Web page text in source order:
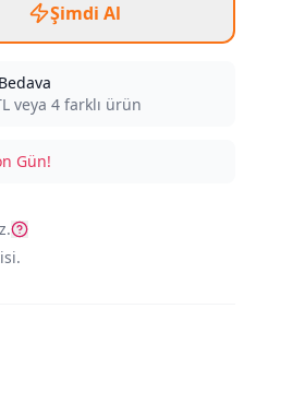
Şimdi Al
veya 4 farklı ürün
Gün!